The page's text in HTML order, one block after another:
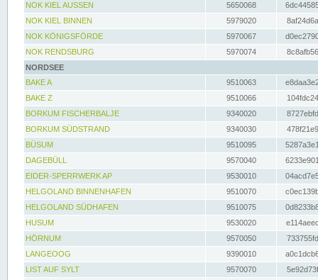
NOK KIEL AUSSEN
5650068
NOK KIEL BINNEN
5979020
NOK KÖNIGSFÖRDE
5970067
NOK RENDSBURG
5970074
NORDSEE
BAKE A
9510063
BAKE Z
9510066
BORKUM FISCHERBALJE
9340020
BORKUM SÜDSTRAND
9340030
BÜSUM
9510095
DAGEBÜLL
9570040
EIDER-SPERRWERK AP
9530010
HELGOLAND BINNENHAFEN
9510070
HELGOLAND SÜDHAFEN
9510075
HUSUM
9530020
HÖRNUM
9570050
LANGEOOG
9390010
LIST AUF SYLT
9570070